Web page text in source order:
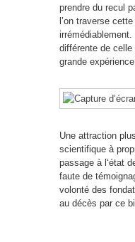
prendre du recul
l’on traverse
différente de celle
grande
Une attraction
scientifique à
passage à l‘état
faute de
volonté des
au décès par ce